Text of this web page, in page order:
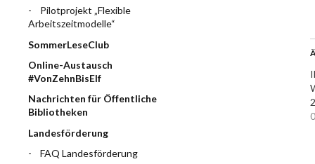
Pilotprojekt „Flexible
Arbeitszeitmodelle“
SommerLeseClub
Online-Austausch
#VonZehnBisElf
Nachrichten für Öffentliche
Bibliotheken
Landesförderung
FAQ Landesförderung